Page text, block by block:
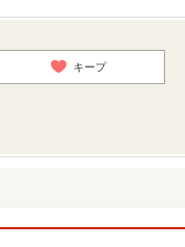
キープ